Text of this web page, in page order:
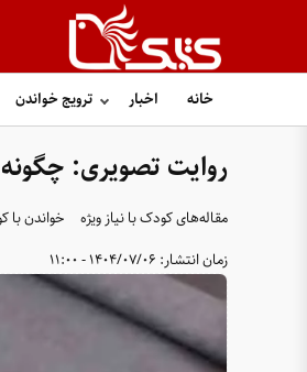
خانه اخبار ترویج خواندن
روایت تصویری: چگونه
مقاله‌های کودک با نیاز ویژه
خواندن با
زمان انتشار: 1404/07/06 - 11:00